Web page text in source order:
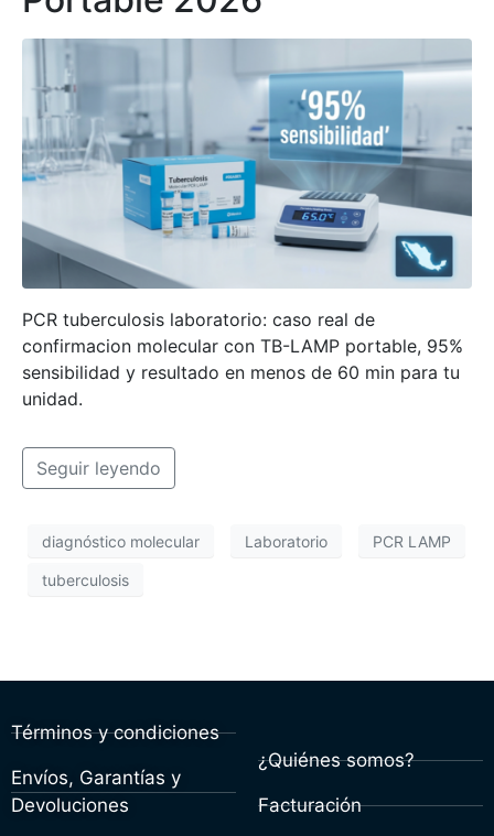
PCR tuberculosis laboratorio: caso real de
confirmacion molecular con TB-LAMP portable, 95%
sensibilidad y resultado en menos de 60 min para tu
unidad.
Seguir leyendo
diagnóstico molecular Laboratorio PCR LAMP
tuberculosis
Términos y condiciones
Envíos, Garantías y
Devoluciones
¿Quiénes somos?
Facturación